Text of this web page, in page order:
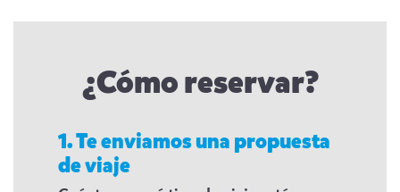
¿Cómo reservar?
1. Te enviamos una propuesta
de viaje